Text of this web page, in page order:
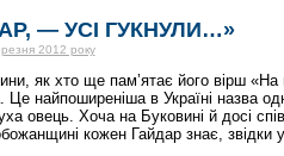
— УСІ ГУКНУЛИ…»
2012 року
як хто ще пам’ятає його вірш
найпоширеніша в Україні назва
овець. Хоча на Буковині й досі
кожен Гайдар знає, звідки